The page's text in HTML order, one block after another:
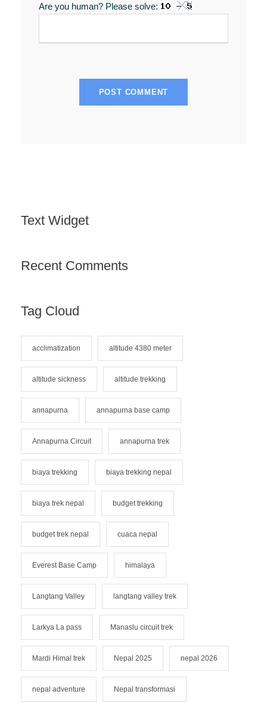
Are you human? Please solve:
Text Widget
Recent Comments
Tag Cloud
acclimatization altitude 4380 meter
altitude sickness altitude trekking
annapurna annapurna base camp
Annapurna Circuit annapurna trek
biaya trekking biaya trekking nepal
biaya trek nepal budget trekking
budget trek nepal cuaca nepal
Everest Base Camp himalaya
Langtang Valley langtang valley trek
Larkya La pass Manaslu circuit trek
Mardi Himal trek Nepal 2025 nepal 2026
nepal adventure Nepal transformasi